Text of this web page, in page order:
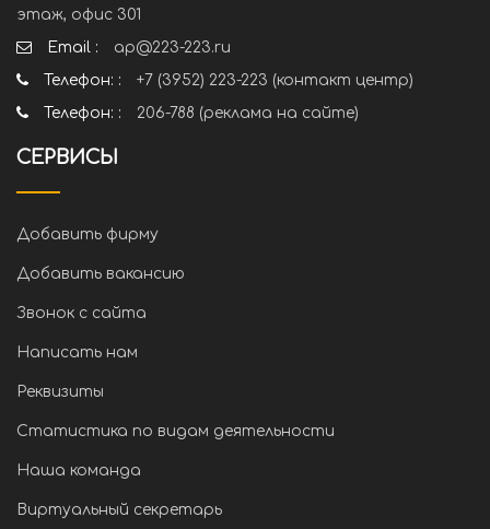
этаж, офис 301
Email :
ap@223-223.ru
Телефон: :
+7 (3952) 223-223 (контакт центр)
Телефон: :
206-788 (реклама на сайте)
СЕРВИСЫ
Добавить фирму
Добавить вакансию
Звонок с сайта
Написать нам
Реквизиты
Статистика по видам деятельности
Наша команда
Виртуальный секретарь